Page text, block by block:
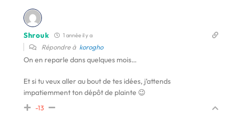
Shrouk 1 année il y a
Répondre à korogho
On en reparle dans quelques mois…
Et si tu veux aller au bout de tes idées, j’attends
impatiemment ton dépôt de plainte 😉
-13